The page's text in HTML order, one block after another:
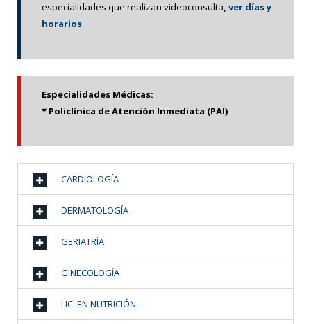
especialidades que realizan videoconsulta ver días y
horarios
Especialidades Médicas:
* Policlínica de Atención Inmediata (PAI)
CARDIOLOGÍA
DERMATOLOGÍA
GERIATRÍA
GINECOLOGÍA
LIC. EN NUTRICIÓN